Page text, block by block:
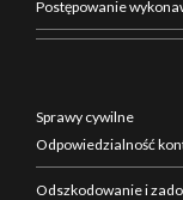
Postępowanie
Sprawy cywilne
Odpowiedzialność
Odszkodowanie i